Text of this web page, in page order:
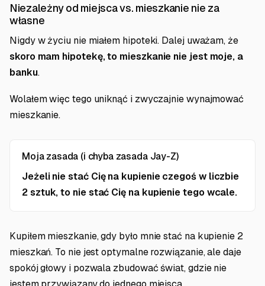
Niezależny od miejsca vs. mieszkanie nie za
własne
Nigdy w życiu nie miałem hipoteki. Dalej uważam, że
skoro mam hipotekę, to mieszkanie nie jest moje, a
banku.
Wolałem więc tego uniknąć i zwyczajnie wynajmować
mieszkanie.
Moja zasada (i chyba zasada Jay-Z)
Jeżeli nie stać Cię na kupienie czegoś w liczbie
2 sztuk, to nie stać Cię na kupienie tego wcale.
Kupiłem mieszkanie, gdy było mnie stać na kupienie 2
mieszkań. To nie jest optymalne rozwiązanie, ale daje
spokój głowy i pozwala zbudować świat, gdzie nie